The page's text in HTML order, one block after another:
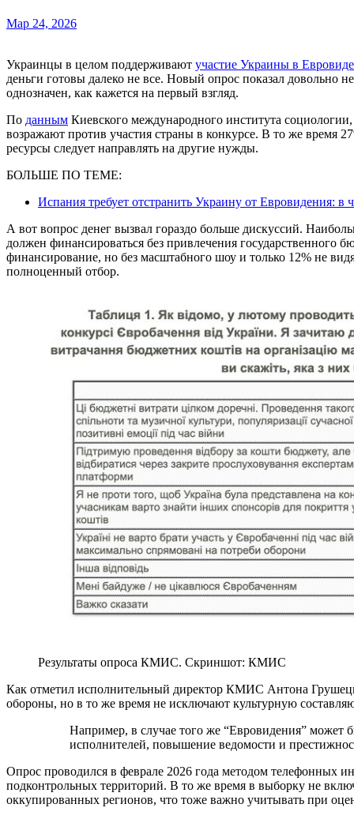
Мар 24, 2026
Украинцы в целом поддерживают участие Украины в
деньги готовы далеко не все. Новый опрос показал довольно
однозначен, как кажется на первый взгляд.
По данным Киевского международного института
возражают против участия страны в конкурсе. В то же время
ресурсы следует направлять на другие нужды.
БОЛЬШЕ ПО ТЕМЕ:
Испания требует отстранить Украину от Евровидения: в
А вот вопрос денег вызвал гораздо больше дискуссий.
должен финансироваться без привлечения государственного
финансирование, но без масштабного шоу и только 12% не
полноценный отбор.
Результаты опроса КМИС. Скриншот: КМИС
Как отметил исполнительный директор КМИС Антона
обороны, но в то же время не исключают культурную
Например, в случае того же “Евровидения” может быть содействие развитию украинских
исполнителей, повышение ведомости и
Опрос проводился в феврале 2026 года методом телефонных
подконтрольных территорий. В то же время в выборку не
оккупированных регионов, что тоже важно учитывать при